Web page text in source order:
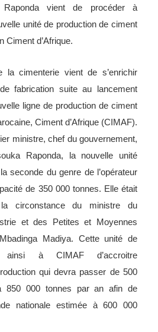
Raponda vient de procéder à
unité de production de ciment
Ciment d’Afrique.
la cimenterie vient de s’enrichir
fabrication suite au lancement
ligne de production de ciment
Ciment d’Afrique (CIMAF).
ministre, chef du gouvernement,
Raponda, la nouvelle unité
seconde du genre de l’opérateur
de 350 000 tonnes. Elle était
circonstance du ministre du
et des Petites et Moyennes
Madiya. Cette unité de
ainsi à CIMAF d’accroitre
qui devra passer de 500
850 000 tonnes par an afin de
nationale estimée à 600 000